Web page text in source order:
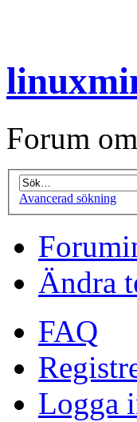
Forum
Avancerad sökning
Ändra
FAQ
Logga